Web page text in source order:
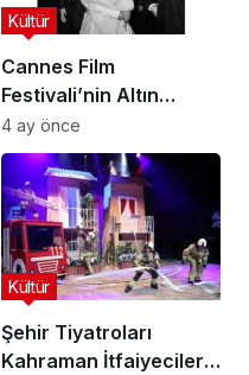
Cannes Film
Festivali’nin Altın
Çağını Mercek Altına
Alıyor
Kültür
4 ay önce
Şehir Tiyatroları
Kahraman İtfaiyecilerin
Kültür